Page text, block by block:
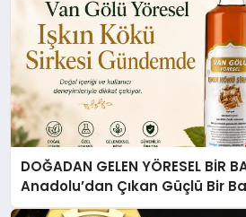
DOĞADAN GELEN YÖRESEL BİR
Anadolu’dan Çıkan Güçlü Bir
Gölü Yöresel Işkın Kökü Sirkesi